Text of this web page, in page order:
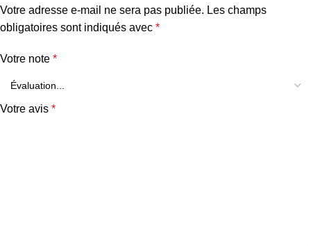
Votre adresse e-mail ne sera pas publiée. Les champs
obligatoires sont indiqués avec *
Votre note *
Votre avis *